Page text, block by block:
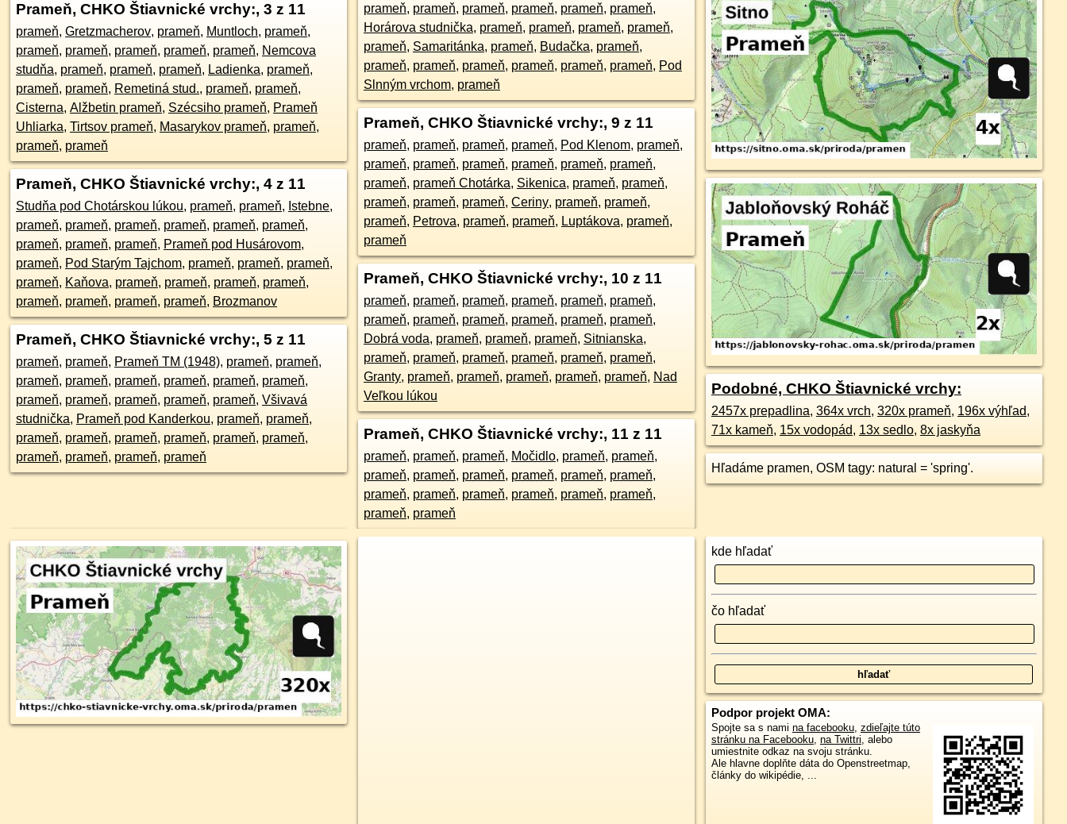
Prameň, CHKO Štiavnické vrchy:, 3 z 11
prameň, Gretzmacherov, prameň, Muntloch, prameň,
prameň, prameň, prameň, prameň, prameň, Nemcova
studňa, prameň, prameň, prameň, Ladienka, prameň,
prameň, prameň, Remetiná stud., prameň, prameň,
Cisterna, Alžbetin prameň, Szécsiho prameň, Prameň
Uhliarka, Tirtsov prameň, Masarykov prameň, prameň,
prameň, prameň
Prameň, CHKO Štiavnické vrchy:, 4 z 11
Studňa pod Chotárskou lúkou, prameň, prameň, Istebne,
prameň, prameň, prameň, prameň, prameň, prameň,
prameň, prameň, prameň, Prameň pod Husárovom,
prameň, Pod Starým Tajchom, prameň, prameň, prameň,
prameň, Kaňova, prameň, prameň, prameň, prameň,
prameň, prameň, prameň, prameň, Brozmanov
Prameň, CHKO Štiavnické vrchy:, 5 z 11
prameň, prameň, Prameň TM (1948), prameň, prameň,
prameň, prameň, prameň, prameň, prameň, prameň,
prameň, prameň, prameň, prameň, prameň, Všivavá
studnička, Prameň pod Kanderkou, prameň, prameň,
prameň, prameň, prameň, prameň, prameň, prameň,
prameň, prameň, prameň, prameň
prameň, prameň, prameň, prameň, prameň, prameň,
Horárova studnička, prameň, prameň, prameň, prameň,
prameň, Samaritánka, prameň, Budačka, prameň,
prameň, prameň, prameň, prameň, prameň, prameň, Pod
Slnným vrchom, prameň
Prameň, CHKO Štiavnické vrchy:, 9 z 11
prameň, prameň, prameň, prameň, Pod Klenom, prameň,
prameň, prameň, prameň, prameň, prameň, prameň,
prameň, prameň Chotárka, Sikenica, prameň, prameň,
prameň, prameň, prameň, Ceriny, prameň, prameň,
prameň, Petrova, prameň, prameň, Luptákova, prameň,
prameň
Prameň, CHKO Štiavnické vrchy:, 10 z 11
prameň, prameň, prameň, prameň, prameň, prameň,
prameň, prameň, prameň, prameň, prameň, prameň,
Dobrá voda, prameň, prameň, prameň, Sitnianska,
prameň, prameň, prameň, prameň, prameň, prameň,
Granty, prameň, prameň, prameň, prameň, prameň, Nad
Veľkou lúkou
Prameň, CHKO Štiavnické vrchy:, 11 z 11
prameň, prameň, prameň, Močidlo, prameň, prameň,
prameň, prameň, prameň, prameň, prameň, prameň,
prameň, prameň, prameň, prameň, prameň, prameň,
prameň, prameň
Podobné, CHKO Štiavnické vrchy:
2457x prepadlina, 364x vrch, 320x prameň, 196x výhľad,
71x kameň, 15x vodopád, 13x sedlo, 8x jaskyňa
Hľadáme pramen, OSM tagy: natural = 'spring'.
kde hľadať
čo hľadať
Podpor projekt OMA:
Spojte sa s nami na facebooku, zdieľajte túto
stránku na Facebooku, na Twittri, alebo
umiestnite odkaz na svoju stránku.
Ale hlavne doplňte dáta do Openstreetmap,
články do wikipédie, ...